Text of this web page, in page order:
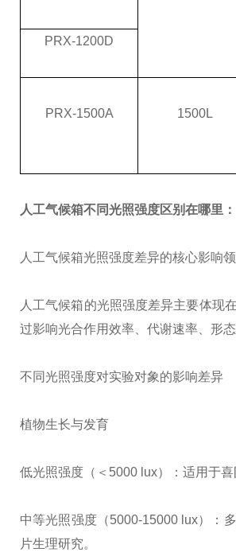
PRX-1200D
PRX-1500A 1500L
人工气候箱不同光照强度区别在哪里：
人工气候箱光照强度差异的核心影响领
人工气候箱的光照强度差异主要体现
过影响光合作用效率、代谢速率、形
不同光照强度对实验对象的影响差异
植物生长与发育
低光照强度（＜5000 lux）：适用于
中等光照强度（5000-15000 lux）：
片生理研究。